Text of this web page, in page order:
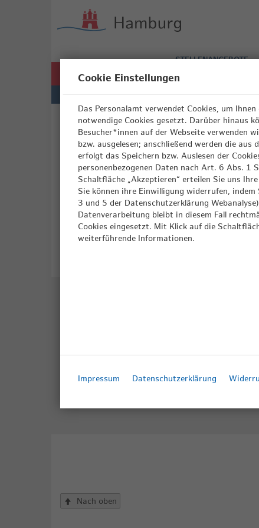
Cookie Einstellungen
Das Personalamt verwendet Cookies, um
notwendige Cookies gesetzt. Darüber hinaus
Besucher*innen auf der Webseite verwenden
bzw. ausgelesen; anschließend werden die
erfolgt das Speichern bzw. Auslesen der
personenbezogenen Daten nach Art. 6 Abs.
Schaltfläche „Akzeptieren“ erteilen Sie uns
Sie können ihre Einwilligung widerrufen, indem
3 und 5 der Datenschutzerklärung
Datenverarbeitung bleibt in diesem Fall
Cookies eingesetzt. Mit Klick auf die
weiterführende Informationen.
Impressum Datenschutzerklärung
Startseite
|
und
Hamburg
STELLENANGEBOTE
Startseite Passwort vergessen?
Passwort vergessen?
Sie haben Ihr Passwort vergessen? Geben Sie
verwendet haben. Sie erhalten Ihr neues Passwort
Pflichtfelder sind mit einem (*) markiert.
E-Mail-Adresse
Fußzeile
Schnellmenü
Nach oben